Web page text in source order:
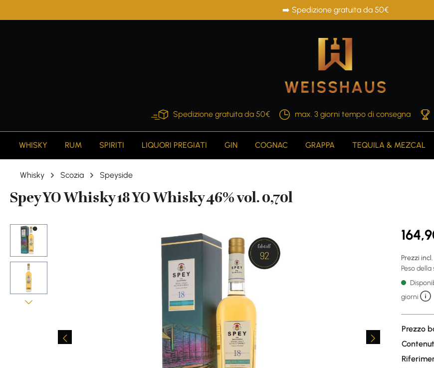
➡️ Spedizione gratuita da 50€
Spedizione gratuita da 50€ max. 3 giorni tempo di consegna
WHISKY RUM SPIRITI LIQUORI PREGIATI GIN COGNAC GRAPPA TEQUILA & MEZCAL
Whisky Scozia Speyside
Spey YO Whisky 18 YO Whisky 46% vol. 0,70l
Skip image gallery
Prezzi
Peso della
giorni
Prezzo